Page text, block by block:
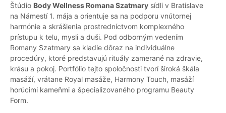
Štúdio Body Wellness Romana Szatmary sídli v Bratislave
na Námestí 1. mája a orientuje sa na podporu vnútornej
harmónie a skrášlenia prostredníctvom komplexného
prístupu k telu, mysli a duši. Pod odborným vedením
Romany Szatmary sa kladie dôraz na individuálne
procedúry, ktoré predstavujú rituály zamerané na zdravie,
krásu a pokoj. Portfólio tejto spoločnosti tvorí široká škála
masáží, vrátane Royal masáže, Harmony Touch, masáží
horúcimi kameňmi a špecializovaného programu Beauty
Form.